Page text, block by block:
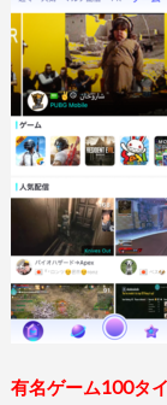
有名ゲーム100タ